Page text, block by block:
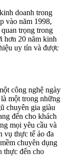
doanh trong
vào năm 1998,
trọng trong
hơn 20 năm kinh
uy tín và được
công nghệ ngày
một trong những
chuyên gia giàu
đến cho khách
mọi yêu cầu và
vụ thực tế ảo đa
chuyên dụng
thực đến cho